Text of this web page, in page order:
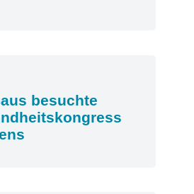
besuchte